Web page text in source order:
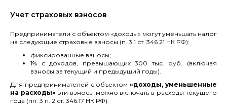
Учет страховых взносов
Предприниматели с объектом «доходы» могут уменьшать налог
на следующие страховые взносы (п. 3.1 ст. 346.21 НК РФ):
фиксированные взносы;
1% с доходов, превышающих 300 тыс. руб. (включая
взносы за текущий и предыдущий годы).
Для предпринимателей с объектом«доходы, уменьшенные
на расходы»эти взносы можно включать в расходы текущего
года (пп. 3 п. 2 ст. 346.17 НК РФ).